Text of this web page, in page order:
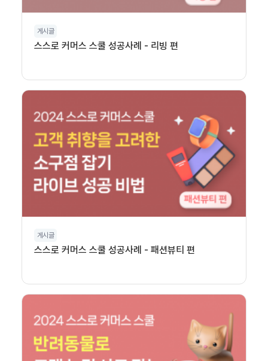
게시글
스스로 커머스 스쿨 성공사례 - 리빙 편
게시글
스스로 커머스 스쿨 성공사례 - 패션뷰티 편